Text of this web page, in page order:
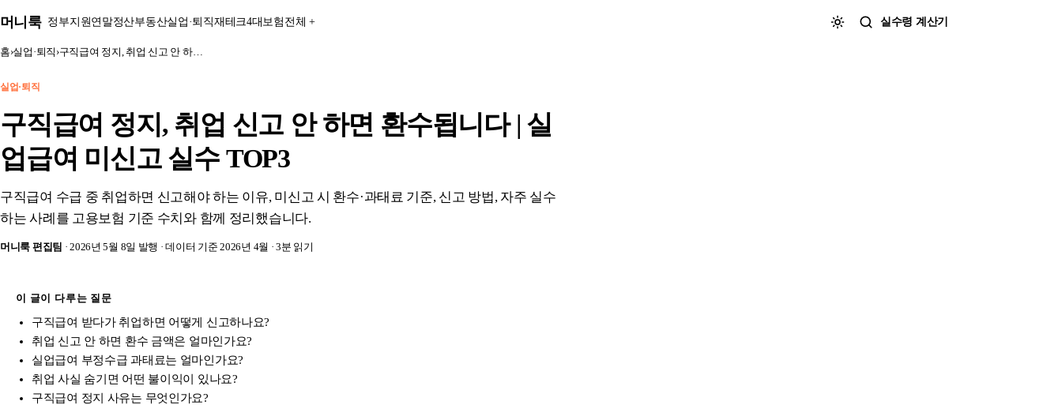
머니룩 정부지원연말정산부동산실업·퇴직재테크4대보험 전체 + 실수령 계산기
홈›실업·퇴직 ›구직급여 정지, 취업 신고 안 하…
실업·퇴직
구직급여 정지, 취업 신고 안 하면 환수됩니다 | 실
업급여 미신고 실수 TOP3
구직급여 수급 중 취업하면 신고해야 하는 이유, 미신고 시 환수·과태료 기준, 신고 방법, 자주 실수
하는 사례를 고용보험 기준 수치와 함께 정리했습니다.
머니룩 편집팀 · 2026년 5월 8일 발행 · 데이터 기준 2026년 4월 · 3분 읽기
이 글이 다루는 질문
구직급여 받다가 취업하면 어떻게 신고하나요?
취업 신고 안 하면 환수 금액은 얼마인가요?
실업급여 부정수급 과태료는 얼마인가요?
취업 사실 숨기면 어떤 불이익이 있나요?
구직급여 정지 사유는 무엇인가요?